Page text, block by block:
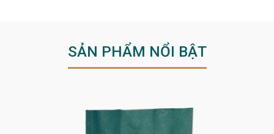
SẢN PHẨM NỔI BẬT